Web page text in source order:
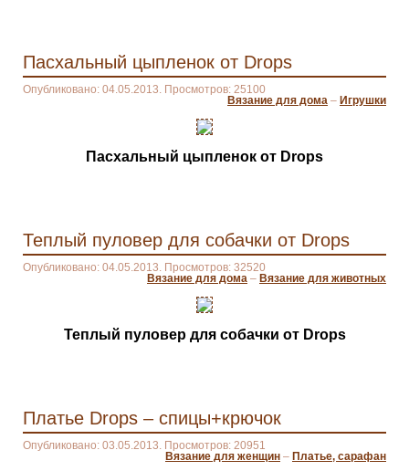
Пасхальный цыпленок от Drops
Опубликовано: 04.05.2013. Просмотров: 25100
Вязание для дома – Игрушки
Пасхальный цыпленок от Drops
Теплый пуловер для собачки от Drops
Опубликовано: 04.05.2013. Просмотров: 32520
Вязание для дома – Вязание для животных
Теплый пуловер для собачки от Drops
Платье Drops – спицы+крючок
Опубликовано: 03.05.2013. Просмотров: 20951
Вязание для женщин – Платье, сарафан